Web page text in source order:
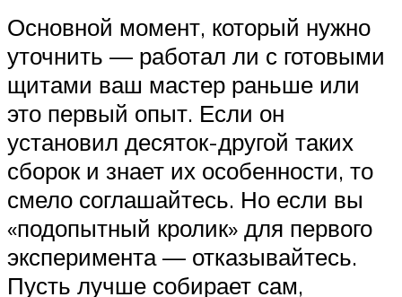
Основной момент, который нужно
уточнить — работал ли с готовыми
щитами ваш мастер раньше или
это первый опыт. Если он
установил десяток-другой таких
сборок и знает их особенности, то
смело соглашайтесь. Но если вы
«подопытный кролик» для первого
эксперимента — отказывайтесь.
Пусть лучше собирает сам,